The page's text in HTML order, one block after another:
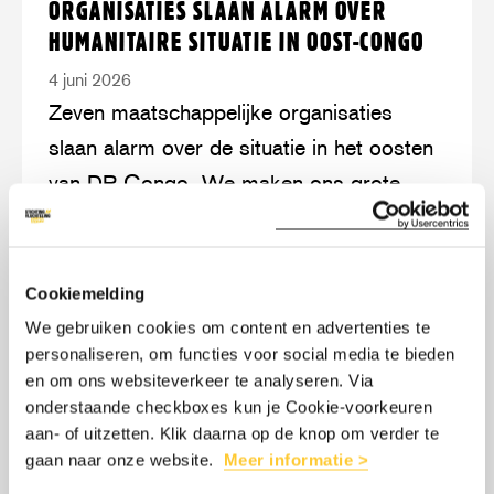
Cookiemelding
We gebruiken cookies om content en advertenties te
personaliseren, om functies voor social media te bieden
en om ons websiteverkeer te analyseren. Via
onderstaande checkboxes kun je Cookie-voorkeuren
aan- of uitzetten. Klik daarna op de knop om verder te
gaan naar onze website. Meer informatie >
ORGANISATIES SLAAN ALARM OVER
HUMANITAIRE SITUATIE IN OOST-CONGO
4 juni 2026
Zeven maatschappelijke organisaties
slaan alarm over de situatie in het oosten
van DR Congo. We maken ons grote
zorgen over een van de grootste
LEES MEEROVER: ORGANISATIES SLAAN ALARM
meer
Organisaties
slaan
alarm
over
humanitaire
situatie
in
Congo
Lees
over: